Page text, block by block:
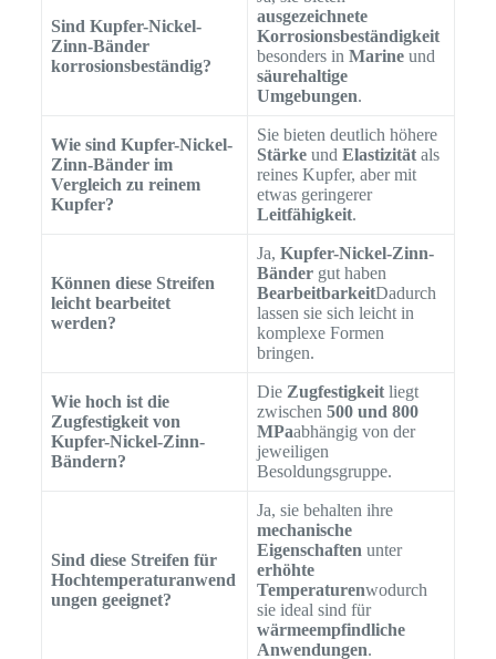
Sind Kupfer-Nickel-
Zinn-Bänder
korrosionsbeständig?
ausgezeichnete
Korrosionsbeständigkeit
besonders in Marineund
säurehaltige
Umgebungen.
Wie sind Kupfer-Nickel-
Zinn-Bänder im
Vergleich zu reinem
Kupfer?
Sie bieten deutlich höhere
Stärkeund Elastizitätals
reines Kupfer, aber mit
etwas geringerer
Leitfähigkeit.
Können diese Streifen
leicht bearbeitet
werden?
Ja, Kupfer-Nickel-Zinn-
Bändergut haben
BearbeitbarkeitDadurch
lassen sie sich leicht in
komplexe Formen
bringen.
Wie hoch ist die
Zugfestigkeit von
Kupfer-Nickel-Zinn-
Bändern?
Die Zugfestigkeitliegt
zwischen 500 und 800
MPaabhängig von der
jeweiligen
Besoldungsgruppe.
Sind diese Streifen für
Hochtemperaturanwend
ungen geeignet?
Ja, sie behalten ihre
mechanische
Eigenschaften unter
erhöhte
Temperaturenwodurch
sie ideal sind für
wärmeempfindliche
Anwendungen.